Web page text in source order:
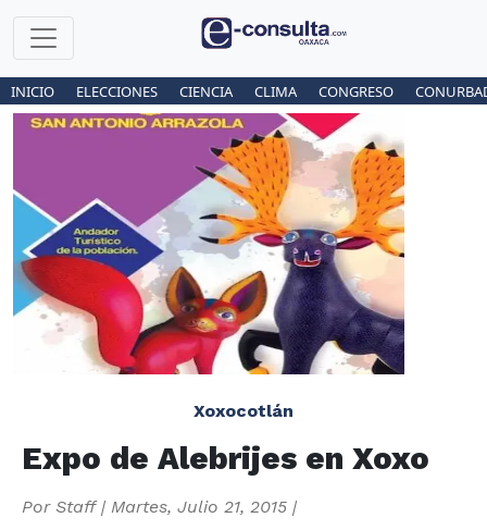
INICIO ELECCIONES CIENCIA CLIMA CONGRESO
Xoxocotlán
Expo de Alebrijes en Xoxo
Por Staff| Martes, Julio 21, 2015 |